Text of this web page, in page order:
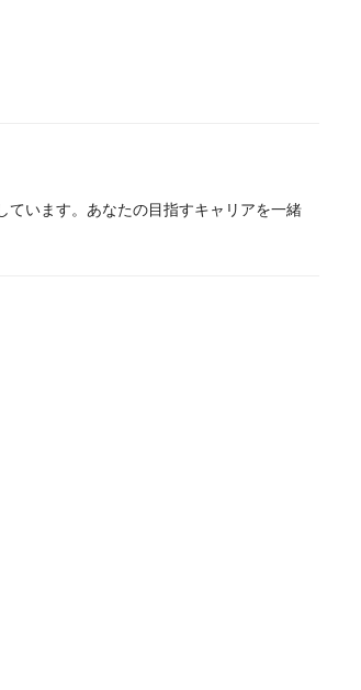
ています。あなたの目指すキャリアを一緒